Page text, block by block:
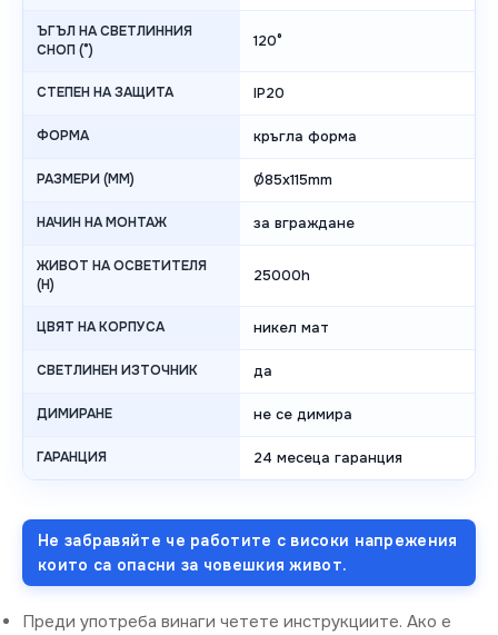
ЪГЪЛ НА СВЕТЛИННИЯ
СНОП (°)
120°
СТЕПЕН НА ЗАЩИТА IP20
ФОРМА кръгла форма
РАЗМЕРИ (MM) Ø85x115mm
НАЧИН НА МОНТАЖ за вграждане
ЖИВОТ НА ОСВЕТИТЕЛЯ
(H)
25000h
ЦВЯТ НА КОРПУСА никел мат
СВЕТЛИНЕН ИЗТОЧНИК да
ДИМИРАНЕ не се димира
ГАРАНЦИЯ 24 месеца гаранция
Не забравяйте че работите с високи напрежения
които са опасни за човешкия живот.
Преди употреба винаги четете инструкциите. Ако е